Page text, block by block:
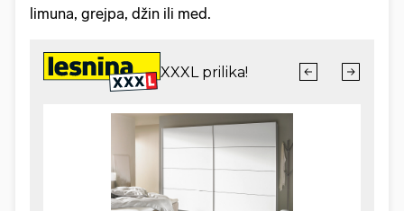
limuna, grejpa, džin ili med.